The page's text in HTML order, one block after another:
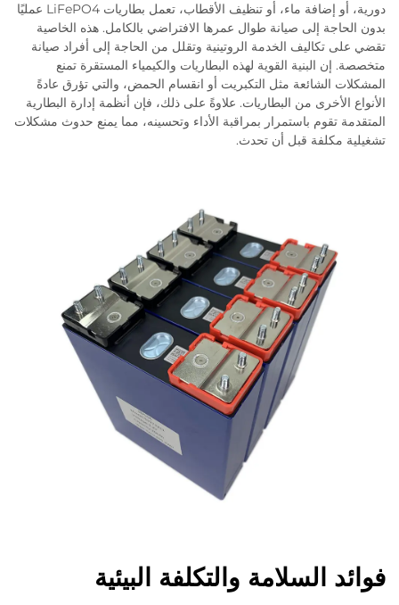
دورية، أو إضافة ماء، أو تنظيف الأقطاب، تعمل بطاريات LiFePO4 عمليًا
بدون الحاجة إلى صيانة طوال عمرها الافتراضي بالكامل. هذه الخاصية
تقضي على تكاليف الخدمة الروتينية وتقلل من الحاجة إلى أفراد صيانة
متخصصة. إن البنية القوية لهذه البطاريات والكيمياء المستقرة تمنع
المشكلات الشائعة مثل التكبريت أو انقسام الحمض، والتي تؤرق عادةً
الأنواع الأخرى من البطاريات. علاوةً على ذلك، فإن أنظمة إدارة البطارية
المتقدمة تقوم باستمرار بمراقبة الأداء وتحسينه، مما يمنع حدوث مشكلات
تشغيلية مكلفة قبل أن تحدث.
فوائد السلامة والتكلفة البيئية